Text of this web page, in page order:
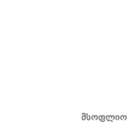
მსოფლიო